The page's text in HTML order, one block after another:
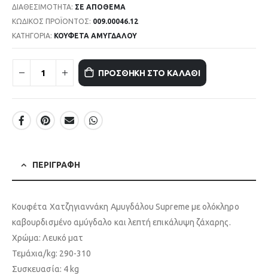
ΔΙΑΘΕΣΙΜΌΤΗΤΑ: ΣΕ ΑΠΌΘΕΜΑ
ΚΩΔΙΚΌΣ ΠΡΟΪΌΝΤΟΣ: 009.00046.12
ΚΑΤΗΓΟΡΊΑ: ΚΟΥΦΕΤΑ ΑΜΥΓΔΑΛΟΥ
ΠΡΟΣΘΉΚΗ ΣΤΟ ΚΑΛΆΘΙ
ΠΕΡΙΓΡΑΦΉ
Κουφέτα Χατζηγιαννάκη Αμυγδάλου Supreme με ολόκληρο
καβουρδισµένο αµύγδαλο και λεπτή επικάλυψη ζάχαρης.
Χρώμα: Λευκό ματ
Τεμάχια/kg: 290-310
Συσκευασία: 4 kg